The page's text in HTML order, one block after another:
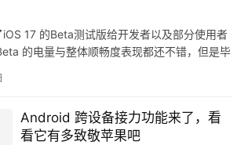
17 的Beta测试版给开发者以及部分使用者
的电量与整体顺畅度表现都还不错，但是毕
Android 跨设备接力功能来了，看
看它有多致敬苹果吧